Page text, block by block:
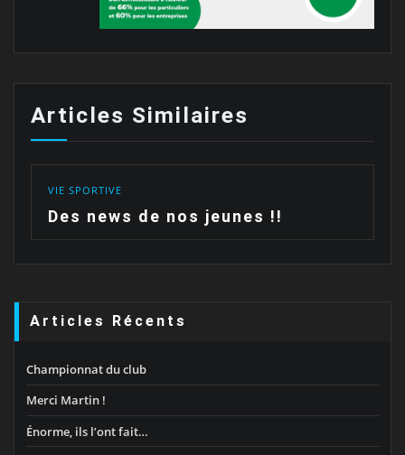
Articles Similaires
VIE SPORTIVE
Des news de nos jeunes !!
Articles Récents
Championnat du club
Merci Martin !
Énorme, ils l’ont fait…